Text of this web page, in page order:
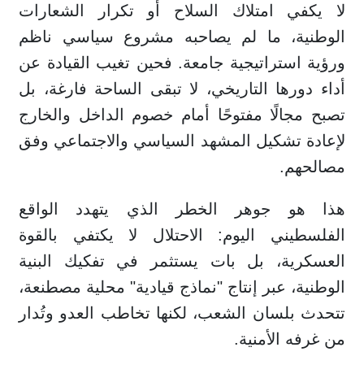
لا يكفي امتلاك السلاح أو تكرار الشعارات
الوطنية، ما لم يصاحبه مشروع سياسي ناظم
ورؤية استراتيجية جامعة. فحين تغيب القيادة عن
أداء دورها التاريخي، لا تبقى الساحة فارغة، بل
تصبح مجالًا مفتوحًا أمام خصوم الداخل والخارج
لإعادة تشكيل المشهد السياسي والاجتماعي وفق
مصالحهم.
هذا هو جوهر الخطر الذي يتهدد الواقع
الفلسطيني اليوم: الاحتلال لا يكتفي بالقوة
العسكرية، بل بات يستثمر في تفكيك البنية
الوطنية، عبر إنتاج "نماذج قيادية" محلية مصطنعة،
تتحدث بلسان الشعب، لكنها تخاطب العدو وتُدار
من غرفه الأمنية.